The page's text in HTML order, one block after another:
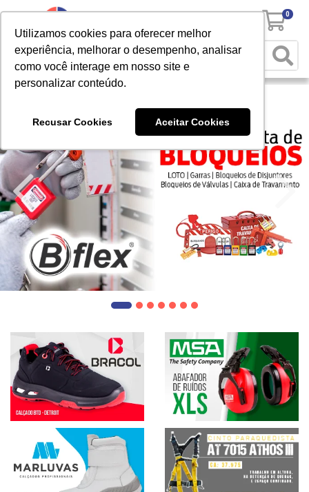
Utilizamos cookies para oferecer melhor
experiência, melhorar o desempenho, analisar
como você interage em nosso site e
personalizar conteúdo.
Recusar Cookies Aceitar Cookies
0